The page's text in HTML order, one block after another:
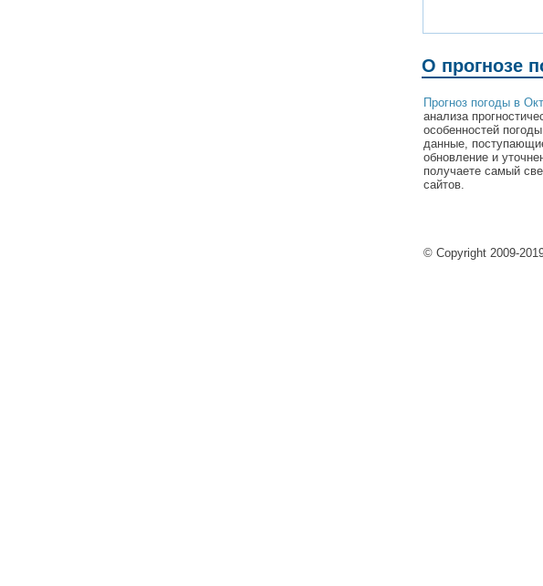
О прогнозе
Прогноз погоды в
анализа
особенностей
данные,
обновление и
получаете самый
сайтов.
© Copyright 2009-